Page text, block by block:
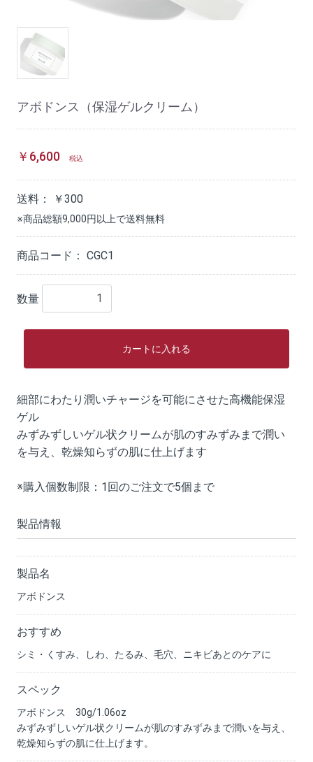
アボドンス（保湿ゲルクリーム）
￥6,600 税込
送料： ￥300
※商品総額9,000円以上で送料無料
商品コード：CGC1
数量
カートに入れる
細部にわたり潤いチャージを可能にさせた高機能保湿
ゲル
みずみずしいゲル状クリームが肌のすみずみまで潤い
を与え、乾燥知らずの肌に仕上げます
※購入個数制限：1回のご注文で5個まで
製品情報
製品名
アボドンス
おすすめ
シミ・くすみ、しわ、たるみ、毛穴、ニキビあとのケアに
スペック
アボドンス 30g/1.06oz
みずみずしいゲル状クリームが肌のすみずみまで潤いを与え、
乾燥知らずの肌に仕上げます。